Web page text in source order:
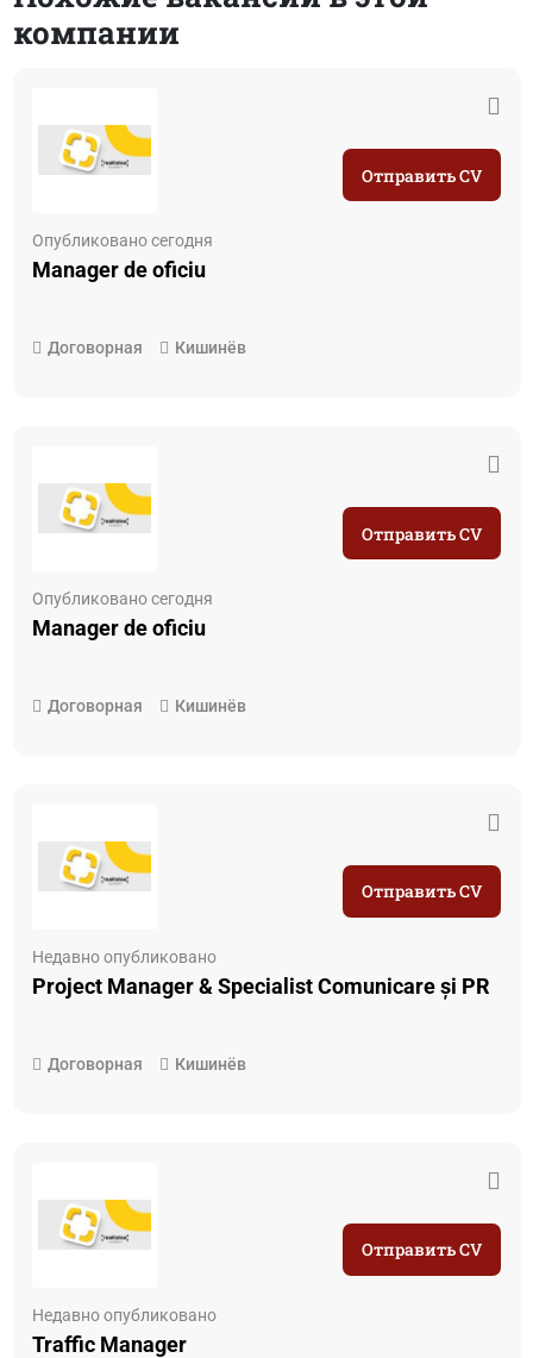
компании
Опубликовано сегодня
Manager de oficiu
Договорная Кишинёв
Отправить CV
Опубликовано сегодня
Manager de oficiu
Договорная Кишинёв
Отправить CV
Недавно опубликовано
Project Manager & Specialist Comunicare și PR
Договорная Кишинёв
Отправить CV
Недавно опубликовано
Traffic Manager
Отправить CV